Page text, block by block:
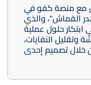
مع منصة كفو في
القماش"، والذي
حلول عملية
النفايات،
خلال تصميم إحدى